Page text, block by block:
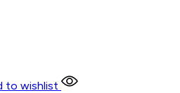
to wishlist